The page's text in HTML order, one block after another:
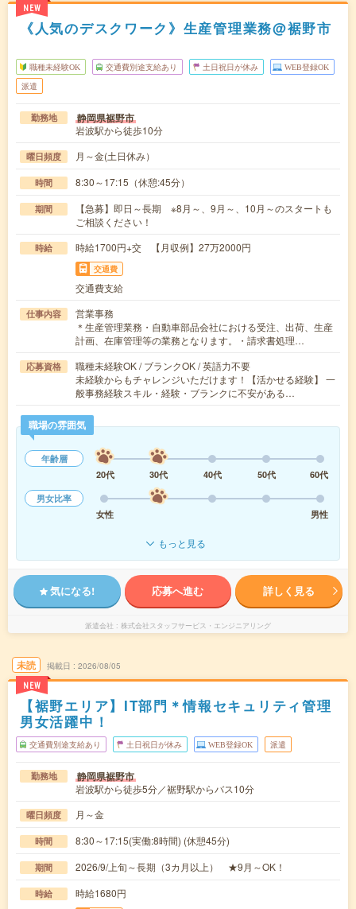
NEW
《人気のデスクワーク》生産管理業務@裾野市
職種未経験OK 交通費別途支給あり 土日祝日が休み WEB登録OK
派遣
勤務地 静岡県裾野市
岩波駅から徒歩10分
曜日頻度 月～金(土日休み）
時間 8:30～17:15（休憩:45分）
期間
【急募】即日～長期 ※8月～、9月～、10月～のスタートも
ご相談ください！
時給 時給1700円+交 【月収例】27万2000円
交通費
交通費支給
仕事内容
営業事務
＊生産管理業務・自動車部品会社における受注、出荷、生産
計画、在庫管理等の業務となります。・請求書処理…
応募資格
職種未経験OK / ブランクOK / 英語力不要
未経験からもチャレンジいただけます！【活かせる経験】 一
般事務経験スキル・経験・ブランクに不安がある…
職場の雰囲気
年齢層
20代
30代 40代 50代
60代
男女比率
女性
男性
もっと見る
気になる! 応募へ進む 詳しく見る
派遣会社 株式会社スタッフサービス・エンジニアリング
未読
NEW
掲載日 2026/08/05
【裾野エリア】IT部門＊情報セキュリティ管理
男女活躍中！
交通費別途支給あり 土日祝日が休み WEB登録OK 派遣
勤務地 静岡県裾野市
岩波駅から徒歩5分／裾野駅からバス10分
曜日頻度 月～金
時間 8:30～17:15(実働:8時間) (休憩45分)
期間 2026/9/上旬～長期（3カ月以上） ★9月～OK！
時給 時給1680円